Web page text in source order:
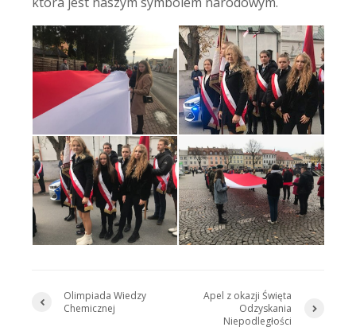
Olimpiada Wiedzy
Chemicznej
Apel z okazji Święta
Odzyskania
Niepodległości